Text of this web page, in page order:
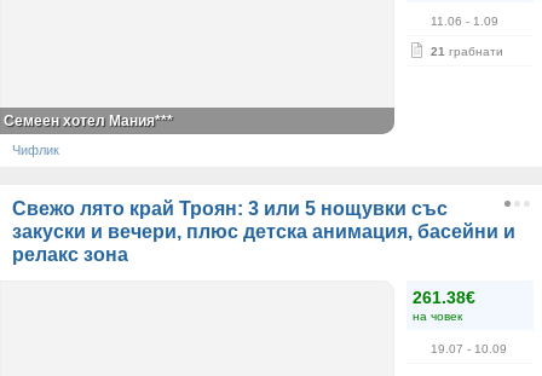
11.06 - 1.09
21 грабнати
Семеен хотел Мания***
Чифлик
Свежо лято край Троян: 3 или 5 нощувки със
закуски и вечери, плюс детска анимация, басейни и
релакс зона
261.38€
на човек
19.07 - 10.09